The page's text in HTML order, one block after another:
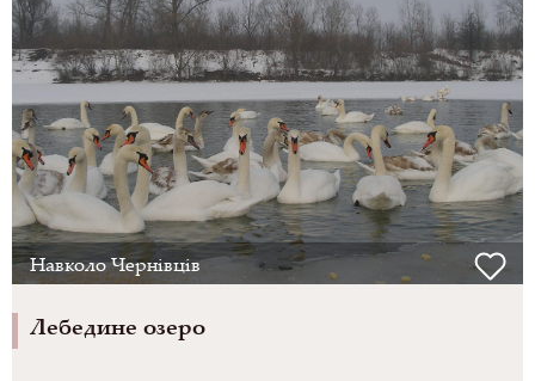
Навколо Чернівців
Лебедине озеро